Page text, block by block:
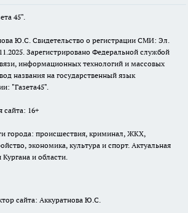
45".
Ю.С. Свидетельство о регистрации СМИ: Эл.
Зарегистрировано Федеральной службой
информационных технологий и массовых
названия на государственный язык
"Газета45".
сайта: 16+
города: происшествия, криминал, ЖКХ,
экономика, культура и спорт. Актуальная
и области.
сайта: Аккуратнова Ю.С.